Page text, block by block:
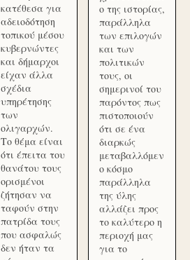
κατέθεσα για
αδειοδότηση
τοπικού μέσου
κυβερνώντες
και δήμαρχοι
είχαν άλλα
σχέδια
υπηρέτησης
των
ολιγαρχών.
Το θέμα είναι
ότι έπειτα του
θανάτου τους
ορισμένοι
ζήτησαν να
ταφούν στην
πατρίδα τους
που ασφαλώς
δεν ήταν τα
ο της ιστορίας,
παράλληλα
των επιλογών
και των
πολιτικών
τους, οι
σημερινοί του
παρόντος πως
πιστοποιούν
ότι σε ένα
διαρκώς
μεταβαλλόμεν
ο κόσμο
παράλληλα
της ύλης
αλλάζει προς
το καλύτερο η
περιοχή μας
για το